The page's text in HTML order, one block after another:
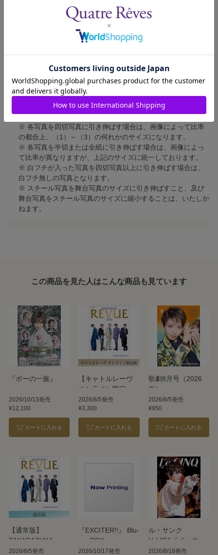
短辺 217mm × 長辺 305mm
短辺 213mm × 長辺 305mm
短辺 254mm × 長辺 305mm
半切写真
短辺 305mm × 長辺 432mm
短辺 402mm × 長辺 559mm
写真のサイズにつきまして、下記の件も併せてご了承ください。
※ 宝塚大劇場および新人公演の舞台写真につきましては、4辺
に白フチが入ります。
※ 各写真を四切写真に引き伸ばす場合は、画像によって比率
の都合上、（1）～（3）の何れかのサイズになります。
※ 各写真を半切または全紙に引き伸ばす場合は、画像によっ
て比率が異なりますが、上記のサイズに統一しております。
※ 白フチが入った写真を四切写真以上に引き伸ばす場合は、
白フチ無しの写真となります。
※ スチール写真を舞台写真のサイズに引き伸ばすこと、及び
舞台写真をスチール写真のサイズに縮小することは、いたしか
ねます。
この商品を見た人はこんな商品も見ています
『ポーの一族』
2026/10/13発売
¥12,100
カートに入れる
【キャトルレーヴ
オンライン限定
版】TAKARAZUKA
REVUE 2026
2026/8/5発売
¥3,300
カートに入れる
歌劇8月号（2026
年）
2026/8/5発売
¥950
カートに入れる
【通常版】
TAKARAZUKA
REVUE 2026
2026/8/5発売
『EXCITER!!』 Blu-
ray BOX
2026/10/17発売
ル・サンク
Vol.256『ポーの一
族』＜雪組＞
2026/8/18発売